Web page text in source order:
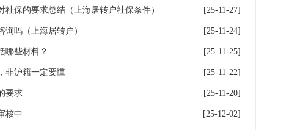
社保的要求总结（上海居转户社保条件） [25-11-27]
吗（上海居转户） [25-11-24]
哪些材料？ [25-11-25]
非沪籍一定要懂 [25-11-22]
要求 [25-11-20]
核中 [25-12-02]